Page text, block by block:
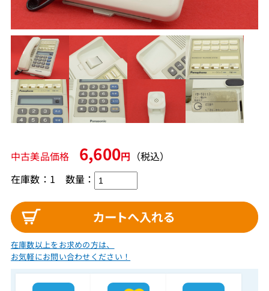
中古美品価格 6,600円 （税込）
在庫数：1 数量：
在庫数以上をお求めの方は、
お気軽にお問い合わせください！